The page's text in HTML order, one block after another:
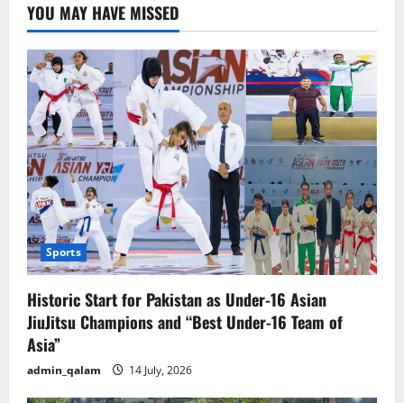
ایکشن،تھانوں
کا
اچانک
دورہ
ایس
ایچ
او
معطل،ڈی
ایس
پی
کی
سرزنش
YOU MAY HAVE MISSED
Sports
Historic Start for Pakistan as Under-16 Asian
JiuJitsu Champions and “Best Under-16 Team of
Asia”
admin_qalam 14 July, 2026